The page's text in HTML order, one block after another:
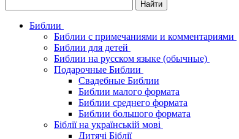
Библии
Библии с примечаниями и комментариями
Библии для детей
Библии на русском языке (обычные)
Подарочные Библии
Свадебные Библии
Библии малого формата
Библии среднего формата
Библии большого формата
Біблії на українській мові
Дитячі Біблії